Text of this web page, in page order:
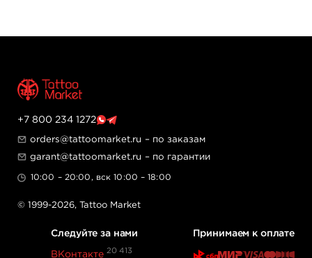
+7 800 234 1272
orders@tattoomarket.ru – по заказам
garant@tattoomarket.ru – по гарантии
10:00 – 20:00, вск 10:00 – 18:00
© 1999-2026, Tattoo Market
Следуйте за нами
ВКонтакте 20 413
Принимаем к оплате